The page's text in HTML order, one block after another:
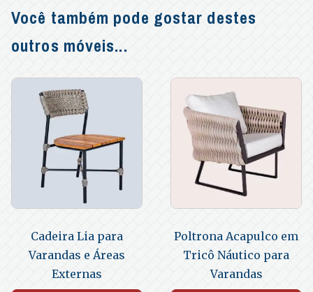
Você também pode gostar destes
outros móveis...
Cadeira Lia para
Varandas e Áreas
Externas
Poltrona Acapulco em
Tricô Náutico para
Varandas